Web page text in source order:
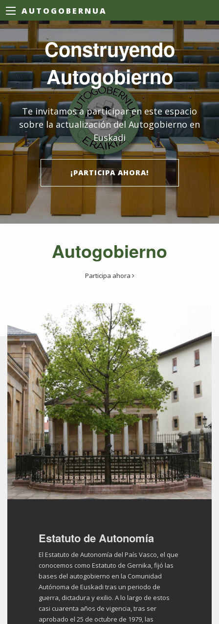
AUTOGOBERNUA
Construyendo
Autogobierno
Te invitamos a participar en este espacio
sobre la actualización del Autogobierno en
Euskadi
¡PARTICIPA AHORA!
Autogobierno
Participa ahora
Estatuto de Autonomía
El Estatuto de Autonomía del País Vasco, el que
conocemos como Estatuto de Gernika, fijó las
bases del autogobierno en la Comunidad
Autónoma de Euskadi tras un periodo de
guerra, dictadura y exilio. A lo largo de estos
casi cuarenta años de vigencia, tras ser
aprobado el 25 de octubre de 1979, las